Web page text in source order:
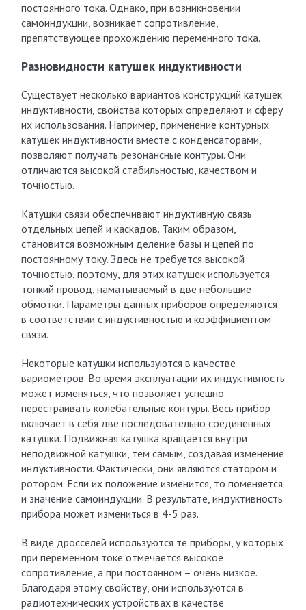
постоянного тока. Однако, при возникновении
самоиндукции, возникает сопротивление,
препятствующее прохождению переменного тока.
Разновидности катушек индуктивности
Существует несколько вариантов конструкций катушек
индуктивности, свойства которых определяют и сферу
их использования. Например, применение контурных
катушек индуктивности вместе с конденсаторами,
позволяют получать резонансные контуры. Они
отличаются высокой стабильностью, качеством и
точностью.
Катушки связи обеспечивают индуктивную связь
отдельных цепей и каскадов. Таким образом,
становится возможным деление базы и цепей по
постоянному току. Здесь не требуется высокой
точностью, поэтому, для этих катушек используется
тонкий провод, наматываемый в две небольшие
обмотки. Параметры данных приборов определяются
в соответствии с индуктивностью и коэффициентом
связи.
Некоторые катушки используются в качестве
вариометров. Во время эксплуатации их индуктивность
может изменяться, что позволяет успешно
перестраивать колебательные контуры. Весь прибор
включает в себя две последовательно соединенных
катушки. Подвижная катушка вращается внутри
неподвижной катушки, тем самым, создавая изменение
индуктивности. Фактически, они являются статором и
ротором. Если их положение изменится, то поменяется
и значение самоиндукции. В результате, индуктивность
прибора может измениться в 4-5 раз.
В виде дросселей используются те приборы, у которых
при переменном токе отмечается высокое
сопротивление, а при постоянном – очень низкое.
Благодаря этому свойству, они используются в
радиотехнических устройствах в качестве